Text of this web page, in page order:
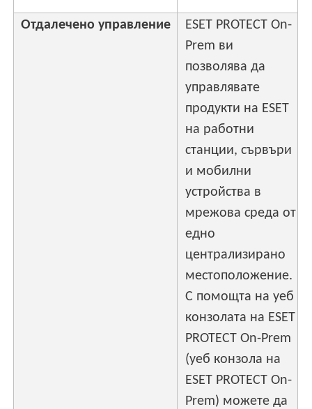
Отдалечено управление
ESET PROTECT On-
Prem ви
позволява да
управлявате
продукти на ESET
на работни
станции, сървъри
и мобилни
устройства в
мрежова среда от
едно
централизирано
местоположение.
С помощта на уеб
конзолата на ESET
PROTECT On-Prem
(уеб конзола на
ESET PROTECT On-
Prem) можете да